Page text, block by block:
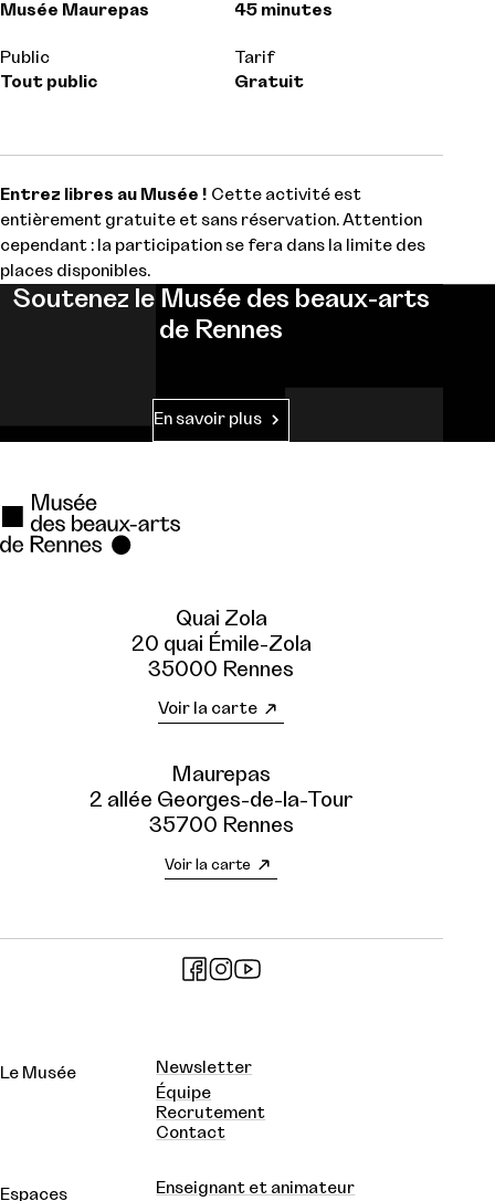
Musée Maurepas
45 minutes
Public
Tout public
Tarif
Gratuit
Entrez libres au Musée ! Cette activité est
entièrement gratuite et sans réservation. Attention
cependant : la participation se fera dans la limite des
places disponibles.
Soutenez le Musée des beaux-arts
de Rennes
En savoir plus
Quai Zola
20 quai Émile-Zola
35000 Rennes
Voir la carte
Maurepas
2 allée Georges-de-la-Tour
35700 Rennes
Voir la carte
Le Musée
Newsletter
Équipe
Recrutement
Contact
Espaces Enseignant et animateur